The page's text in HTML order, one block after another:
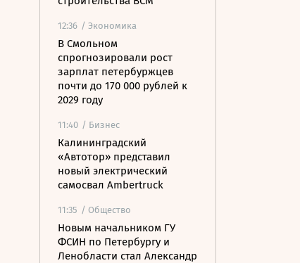
12:36 / Экономика
В Смольном
спрогнозировали рост
зарплат петербуржцев
почти до 170 000 рублей к
2029 году
11:40 / Бизнес
Калининградский
«Автотор» представил
новый электрический
самосвал Ambertruck
11:35 / Общество
Новым начальником ГУ
ФСИН по Петербургу и
Ленобласти стал Александр